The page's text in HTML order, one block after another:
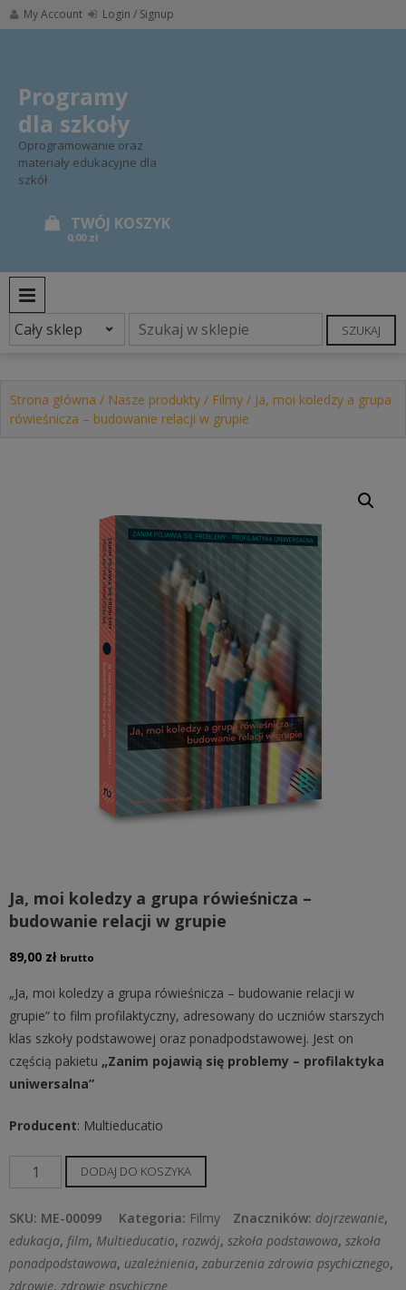
Skip
to
My Account Login / Signup
Programy
dla szkoły
Oprogramowanie oraz
materiały edukacyjne dla
szkół
0,00 zł
SZUKAJ
Strona główna / Nasze produkty / Filmy / Ja, moi koledzy a grupa
rówieśnicza – budowanie relacji w grupie
Ja, moi koledzy a grupa rówieśnicza –
budowanie relacji w grupie
89,00 zł brutto
„Ja, moi koledzy a grupa rówieśnicza – budowanie relacji w
grupie” to film profilaktyczny, adresowany do uczniów starszych
klas szkoły podstawowej oraz ponadpodstawowej. Jest on
częścią pakietu „Zanim pojawią się problemy – profilaktyka
uniwersalna”
Producent: Multieducatio
ilość
Ja,
moi
koledzy
a
grupa
DODAJ DO KOSZYKA
SKU: ME-00099 Kategoria: Filmy Znaczników: dojrzewanie,
edukacja, film, Multieducatio, rozwój, szkoła podstawowa, szkoła
ponadpodstawowa, uzależnienia, zaburzenia zdrowia psychicznego,
zdrowie, zdrowie psychiczne